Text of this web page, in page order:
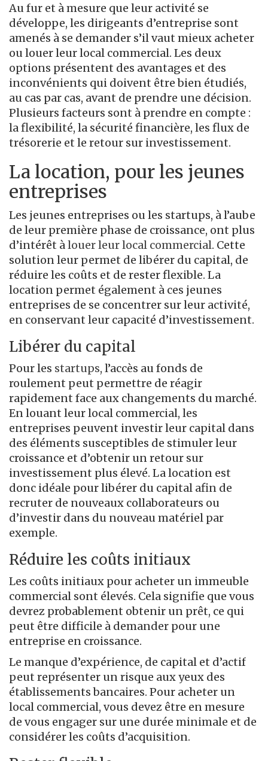
Au fur et à mesure que leur activité se
développe, les dirigeants d’entreprise sont
amenés à se demander s’il vaut mieux acheter
ou louer leur local commercial. Les deux
options présentent des avantages et des
inconvénients qui doivent être bien étudiés,
au cas par cas, avant de prendre une décision.
Plusieurs facteurs sont à prendre en compte :
la flexibilité, la sécurité financière, les flux de
trésorerie et le retour sur investissement.
La location, pour les jeunes
entreprises
Les jeunes entreprises ou les startups, à l’aube
de leur première phase de croissance, ont plus
d’intérêt àlouer leur local commercial. Cette
solution leur permet de libérer du capital, de
réduire les coûts et de rester flexible. La
location permet également à ces jeunes
entreprises de se concentrer sur leur activité,
en conservant leur capacité d’investissement.
Libérer du capital
Pour les startups, l’accès au fonds de
roulement peut permettre de réagir
rapidement face aux changements du marché.
En louant leur local commercial, les
entreprises peuvent investir leur capital dans
des éléments susceptibles de stimuler leur
croissance et d’obtenir un retour sur
investissement plus élevé. La location est
donc idéale pour libérer du capital afin de
recruter de nouveaux collaborateurs ou
d’investir dans du nouveau matériel par
exemple.
Réduire les coûts initiaux
Les coûts initiaux pour acheter un immeuble
commercial sont élevés. Cela signifie que vous
devrez probablement obtenir un prêt, ce qui
peut être difficile à demander pour une
entreprise en croissance.
Le manque d’expérience, de capital et d’actif
peut représenter un risque aux yeux des
établissements bancaires. Pour acheter un
local commercial, vous devez être en mesure
de vous engager sur une durée minimale et de
considérer les coûts d’acquisition.